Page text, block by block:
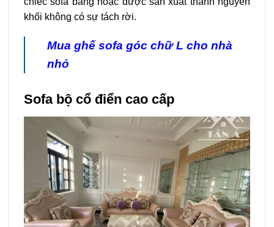
khối không có sự tách rời.
Mua ghế sofa góc chữ L cho nhà
nhỏ
Sofa bộ cổ điển cao cấp